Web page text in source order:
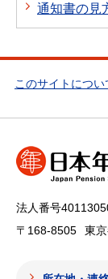
通知書の見
このサイトについ
法人番号
〒168-8505
東